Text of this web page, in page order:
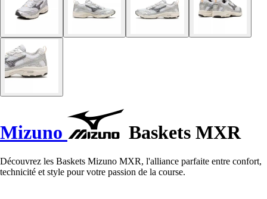
Mizuno Baskets MXR
Découvrez les Baskets Mizuno MXR, l'alliance parfaite entre confort,
technicité et style pour votre passion de la course.